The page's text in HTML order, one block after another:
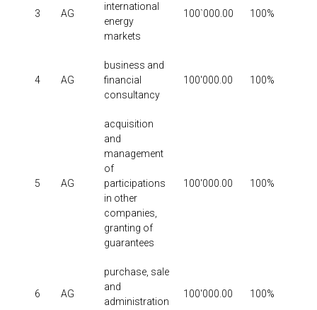
3 AG
international
energy
markets
100`000.00 100%
4 AG
business and
financial
consultancy
100'000.00 100%
5 AG
acquisition
and
management
of
participations
in other
companies,
granting of
guarantees
100'000.00 100%
6 AG
purchase, sale
and
administration
100'000.00 100%